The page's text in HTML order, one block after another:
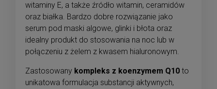
witaminy E, a także źródło witamin, ceramidów
oraz białka. Bardzo dobre rozwiązanie jako
serum pod maski algowe, glinki i błota oraz
idealny produkt do stosowania na noc lub w
połączeniu z żelem z kwasem hialuronowym.
Zastosowany kompleks z koenzymem Q10 to
unikatowa formulacja substancji aktywnych,